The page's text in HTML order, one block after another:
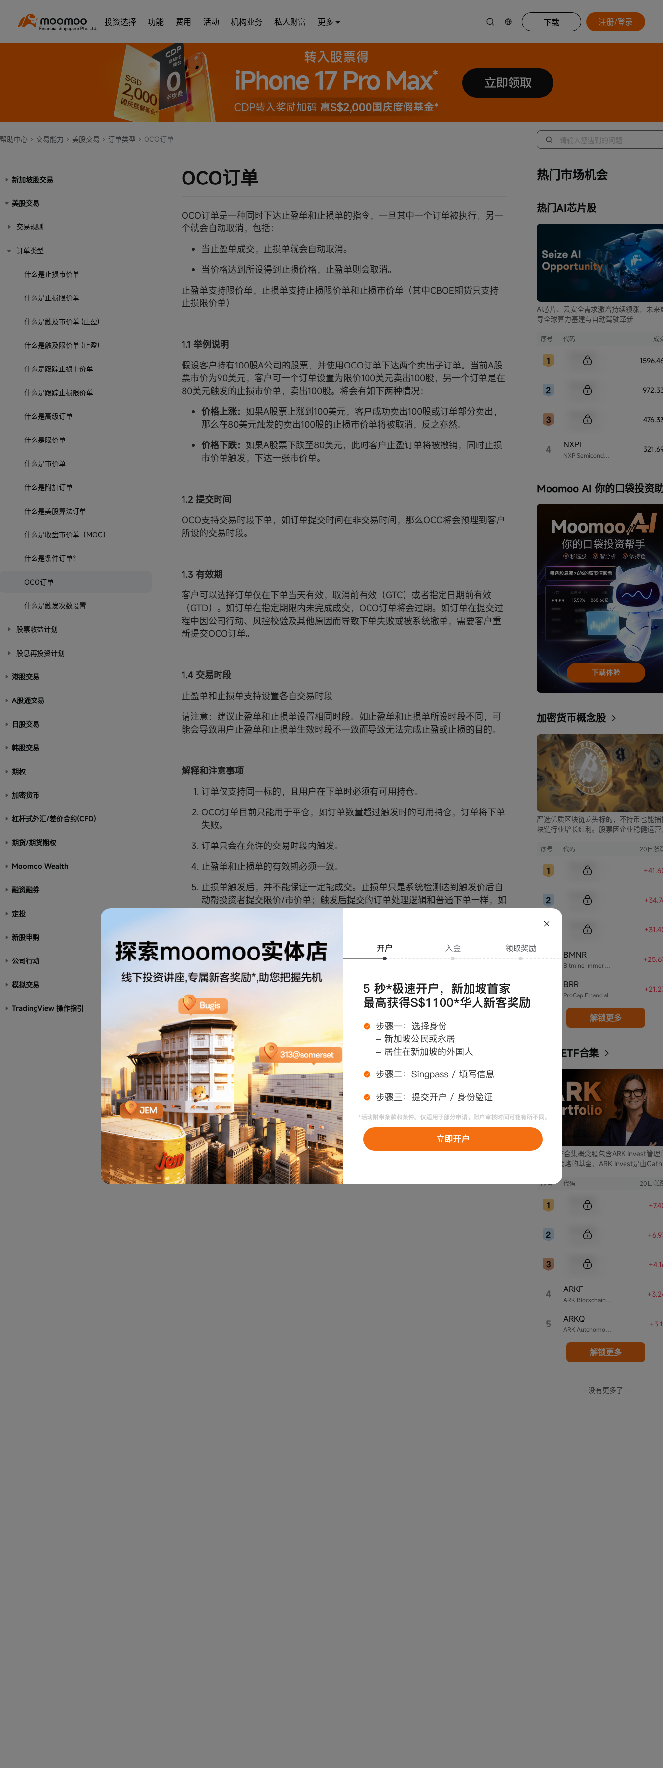
投资选择 功能 费用 活动 机构业务 私人财富 更多 下载 注册/登录
立即开户
帮助中心 交易能力 美股交易 订单类型 OCO订单
新加坡股交易
美股交易
交易规则
订单类型
什么是止损市价单
什么是止损限价单
什么是触及市价单 (止盈)
什么是触及限价单 (止盈)
什么是跟踪止损市价单
什么是跟踪止损限价单
什么是高级订单
什么是限价单
什么是市价单
什么是附加订单
什么是美股算法订单
什么是收盘市价单（MOC）
什么是条件订单？
OCO订单
什么是触发次数设置
股票收益计划
股息再投资计划
港股交易
A股通交易
日股交易
韩股交易
期权
加密货币
杠杆式外汇/差价合约(CFD)
期货/期货期权
Moomoo Wealth
融资融券
定投
新股申购
公司行动
模拟交易
TradingView 操作指引
OCO订单
OCO订单是一种同时下达止盈单和止损单的指令，一旦其中一个订单被执行，另一
个就会自动取消，包括：
当止盈单成交，止损单就会自动取消。
当价格达到所设得到止损价格，止盈单则会取消。
止盈单支持限价单，止损单支持止损限价单和止损市价单（其中CBOE期货只支持
止损限价单）
1.1 举例说明
假设客户持有100股A公司的股票，并使用OCO订单下达两个卖出子订单。当前A股
票市价为90美元，客户可一个订单设置为限价100美元卖出100股，另一个订单是在
80美元触发的止损市价单，卖出100股。将会有如下两种情况：
价格上涨： 如果A股票上涨到100美元，客户成功卖出100股或订单部分卖出，
那么在80美元触发的卖出100股的止损市价单将被取消，反之亦然。
价格下跌： 如果A股票下跌至80美元，此时客户止盈订单将被撤销，同时止损
市价单触发，下达一张市价单。
1.2 提交时间
OCO支持交易时段下单，如订单提交时间在非交易时间，那么OCO将会预埋到客户
所设的交易时段。
1.3 有效期
客户可以选择订单仅在下单当天有效，取消前有效（GTC）或者指定日期前有效
（GTD）。如订单在指定期限内未完成成交，OCO订单将会过期。如订单在提交过
程中因公司行动、风控校验及其他原因而导致下单失败或被系统撤单，需要客户重
新提交OCO订单。
1.4 交易时段
止盈单和止损单支持设置各自交易时段
请注意：建议止盈单和止损单设置相同时段。如止盈单和止损单所设时段不同，可
能会导致用户止盈单和止损单生效时段不一致而导致无法完成止盈或止损的目的。
解释和注意事项
订单仅支持同一标的，且用户在下单时必须有可用持仓。
OCO订单目前只能用于平仓，如订单数量超过触发时的可用持仓，订单将下单
失败。
订单只会在允许的交易时段内触发。
止盈单和止损单的有效期必须一致。
止损单触发后，并不能保证一定能成交。止损单只是系统检测达到触发价后自
动帮投资者提交限价/市价单；触发后提交的订单处理逻辑和普通下单一样，如
价单持仓，如触及止损价格，限价单持仓会释放后触发止损单冻结对应持仓。
可能因为账户当时的购买力、持仓不足或其他原因，导致条件订单提交失败。
请注意，极端情况下止盈单和止损单都可能撤销失败导致另一张订单无法顺利
执行，或者存在其他导致OCO订单均未能成功提交或触发或撤销的场景
免责声明
高级订单是moomoo特别为客户开发的网络便捷交易手段，会尽可能保障稳定、可靠服
务。但如因网络中断、服务器异常以及其他不可抗因素导致相关交易未被执行或执行错
误，moomoo对由此引起的任何损失或得益无需承担任何责任。
是否有帮助？
是 否
热门市场机会
热门AI芯片股
AI芯片、云安全需求激增持续领涨，未来
导全球算力基建与自动驾驶革新
序号 代码 成
4 NXPI
Moomoo AI 你的口袋投资
加密货币概念股
严选优质区块链龙头标的，不持币也能捕
块链行业增长红利。股票因企业稳健运营
资兼具安全与收益。
序号 代码 20日涨
4 BMNR
ProCap Financial
BRR
解锁更多
ARK ETF合集
ARK ETF合集概念股包含ARK Invest管理
支不同策略的基金，ARK Invest是由
Wood创立的投资公司。
序号 代码 20日涨
4 ARK Blockchain & Fintech Innovation ETF
ARKF
5 ARK Autonomous Technology & Robotics ETF
ARKQ
解锁更多
- 没有更多了 -